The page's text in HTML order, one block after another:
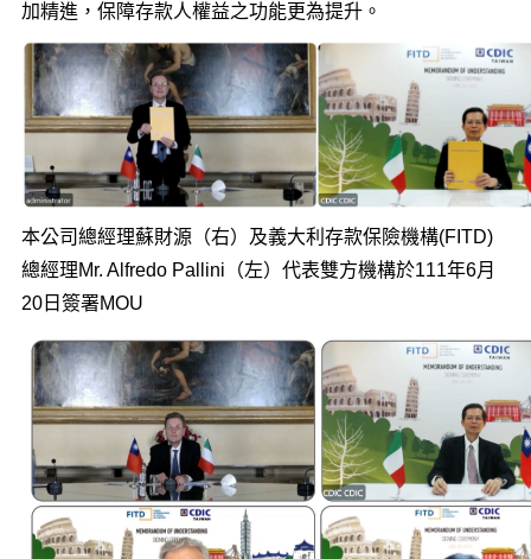
加精進，保障存款人權益之功能更為提升。
本公司總經理蘇財源（右）及義大利存款保險機構(FITD)
總經理Mr. Alfredo Pallini（左）代表雙方機構於111年6月
20日簽署MOU